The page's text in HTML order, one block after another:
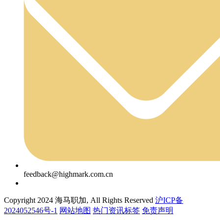
feedback@highmark.com.cn
Copyright 2024 海马职加, All Rights Reserved 沪ICP备
2024052546号-1 网站地图 热门资讯标签 免责声明